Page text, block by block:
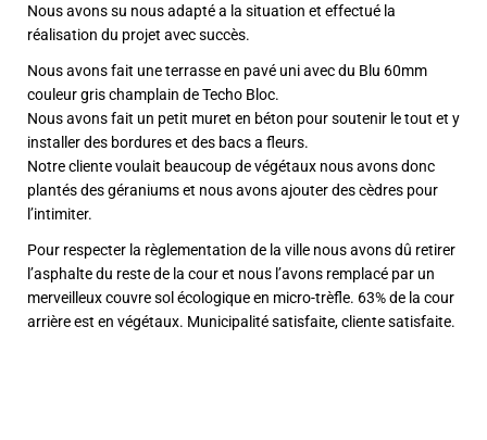
Nous avons su nous adapté a la situation et effectué la
réalisation du projet avec succès.
Nous avons fait une terrasse en pavé uni avec du Blu 60mm
couleur gris champlain de Techo Bloc.
Nous avons fait un petit muret en béton pour soutenir le tout et y
installer des bordures et des bacs a fleurs.
Notre cliente voulait beaucoup de végétaux nous avons donc
plantés des géraniums et nous avons ajouter des cèdres pour
l’intimiter.
Pour respecter la règlementation de la ville nous avons dû retirer
l’asphalte du reste de la cour et nous l’avons remplacé par un
merveilleux couvre sol écologique en micro-trèfle. 63% de la cour
arrière est en végétaux. Municipalité satisfaite, cliente satisfaite.